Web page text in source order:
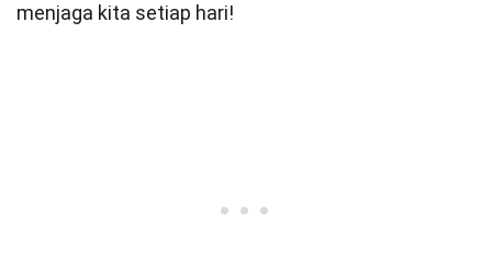
menjaga kita setiap hari!